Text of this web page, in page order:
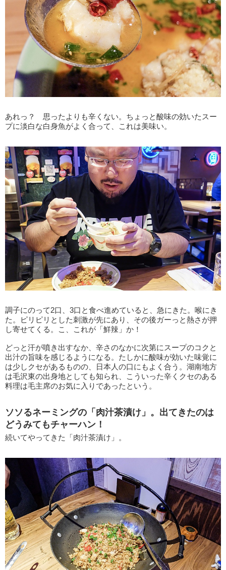
あれっ？ 思ったよりも辛くない。ちょっと酸味の効いたスー
プに淡白な白身魚がよく合って、これは美味い。
調子にのって2口、3口と食べ進めていると、急にきた。喉にき
た。ピリピリとした刺激が先にあり、その後ガーっと熱さが押
し寄せてくる。こ、これが「鮮辣」か！
どっと汗が噴き出すなか、辛さのなかに次第にスープのコクと
出汁の旨味を感じるようになる。たしかに酸味が効いた味覚に
は少しクセがあるものの、日本人の口にもよく合う。湖南地方
は毛沢東の出身地としても知られ、こういった辛くクセのある
料理は毛主席のお気に入りであったという。
ソソるネーミングの「肉汁茶漬け」。出てきたのは
どうみてもチャーハン！
続いてやってきた「肉汁茶漬け」。